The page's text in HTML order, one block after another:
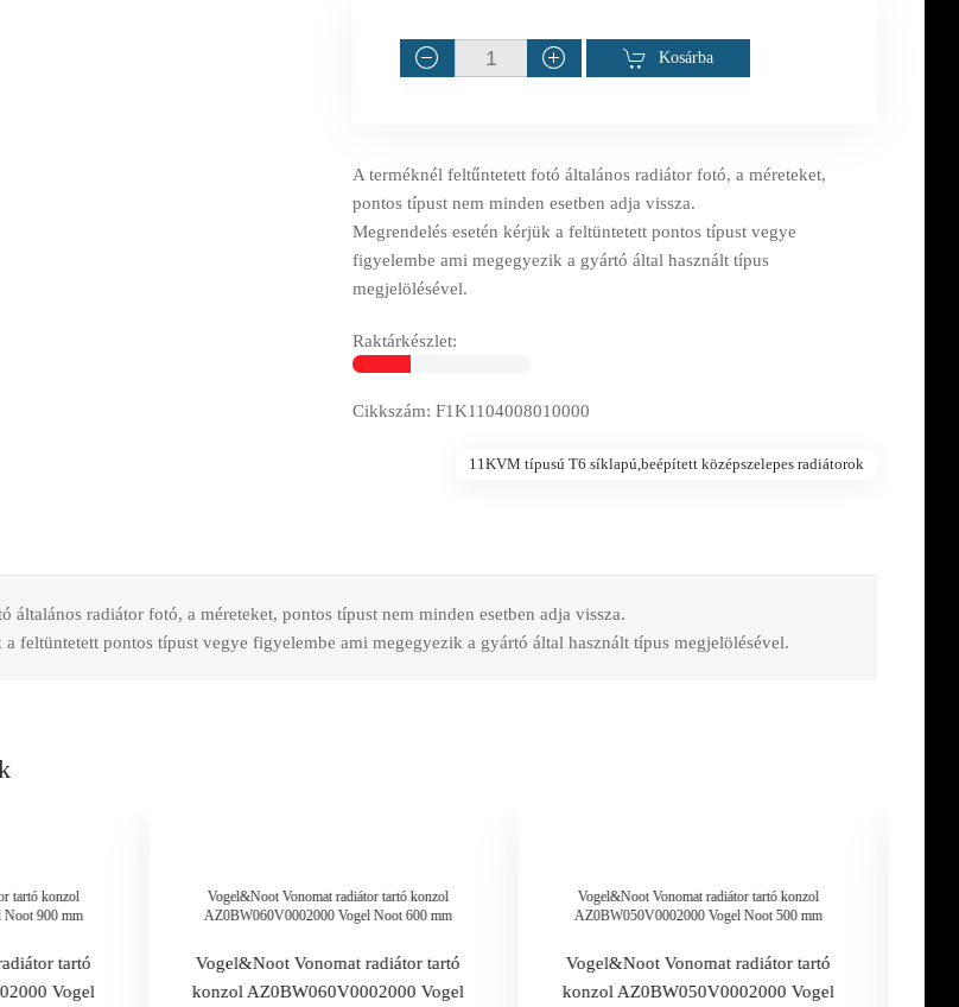
Kosárba
A terméknél feltűntetett fotó általános radiátor fotó, a méreteket,
pontos típust nem minden esetben adja vissza.
Megrendelés esetén kérjük a feltüntetett pontos típust vegye
figyelembe ami megegyezik a gyártó által használt típus
megjelölésével.
Raktárkészlet:
Cikkszám: F1K1104008010000
11KVM típusú T6 síklapú,beépített középszelepes radiátorok
általános radiátor fotó, a méreteket, pontos típust nem minden esetben adja vissza.
a feltüntetett pontos típust vegye figyelembe ami megegyezik a gyártó által használt típus megjelölésével.
tartó konzol
900 mm
tartó
Vogel
Vogel&Noot Vonomat radiátor tartó konzol
AZ0BW060V0002000 Vogel Noot 600 mm
Vogel&Noot Vonomat radiátor tartó
konzol AZ0BW060V0002000 Vogel
Vogel&Noot Vonomat radiátor tartó konzol
AZ0BW050V0002000 Vogel Noot 500 mm
Vogel&Noot Vonomat radiátor tartó
konzol AZ0BW050V0002000 Vogel